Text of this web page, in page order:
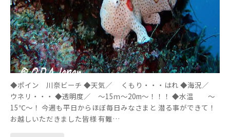
◆ポイン 川奈ビーチ ◆天気／ くもり・・・はれ ◆海況／
ウネリ・・・ ◆透明度／ ～15ｍ～20m～！！！ ◆水温 ～
15℃～！ 今週も平日からほぼ毎日みなさまと 潜る事ができて！
お越しいただきました皆様 有難…